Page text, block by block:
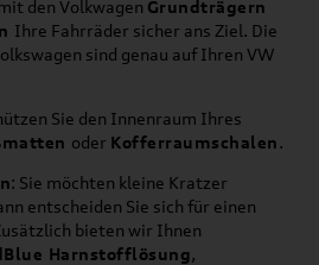
den Volkwagen Grundträgern
Ihre Fahrräder sicher ans Ziel. Die
sind genau auf Ihren VW
Sie den Innenraum Ihres
oder Kofferraumschalen.
: Sie möchten kleine Kratzer
entscheiden Sie sich für einen
bieten wir Ihnen
Harnstofflösung,